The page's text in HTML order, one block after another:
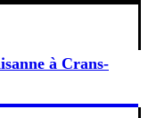
à Crans-